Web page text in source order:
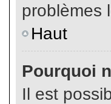
problèmes
Haut
Pourquoi
Il est